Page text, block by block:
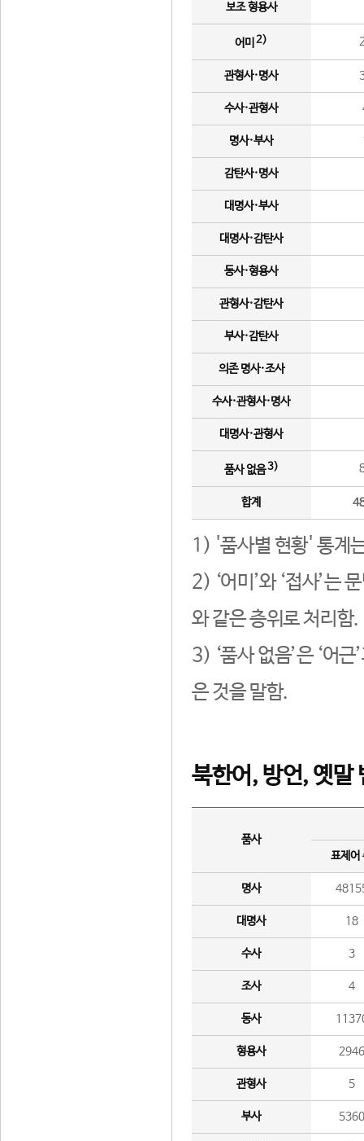
보조 형용사
어미 2)
관형사·명사
수사·관형사
명사·부사
감탄사·명사
대명사·부사
대명사·감탄사
동사·형용사
관형사·감탄사
부사·감탄사
의존 명사·조사
수사·관형사·명사
대명사·관형사
품사 없음3)
합계
1) '품사별 현황' 통계
2) ‘어미’와 ‘접사’는
와 같은 층위로 처리함.
3) ‘품사 없음’은 ‘어
은 것을 말함.
북한어, 방언, 옛말
품사
표제어
명사
대명사 18
수사 3
조사 4
동사
형용사 2946
관형사 5
부사 5360